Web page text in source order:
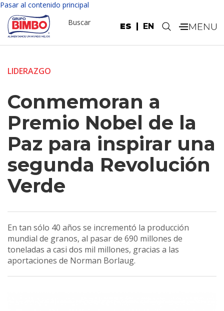
Pasar al contenido principal
ES EN
Buscar .
LIDERAZGO
Conmemoran a
Premio Nobel de la
Paz para inspirar una
segunda Revolución
Verde
En tan sólo 40 años se incrementó la producción
mundial de granos, al pasar de 690 millones de
toneladas a casi dos mil millones, gracias a las
aportaciones de Norman Borlaug.